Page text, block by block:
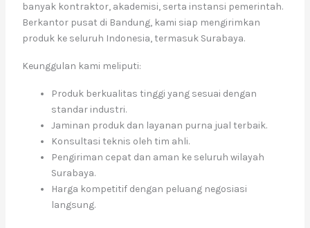
banyak kontraktor, akademisi, serta instansi pemerintah.
Berkantor pusat di Bandung, kami siap mengirimkan
produk ke seluruh Indonesia, termasuk Surabaya.
Keunggulan kami meliputi:
Produk berkualitas tinggi yang sesuai dengan
standar industri.
Jaminan produk dan layanan purna jual terbaik.
Konsultasi teknis oleh tim ahli.
Pengiriman cepat dan aman ke seluruh wilayah
Surabaya.
Harga kompetitif dengan peluang negosiasi
langsung.